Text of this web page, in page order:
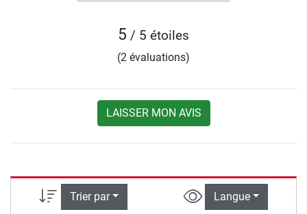
5 / 5 étoiles
(2 évaluations)
LAISSER MON AVIS
Trier par Langue